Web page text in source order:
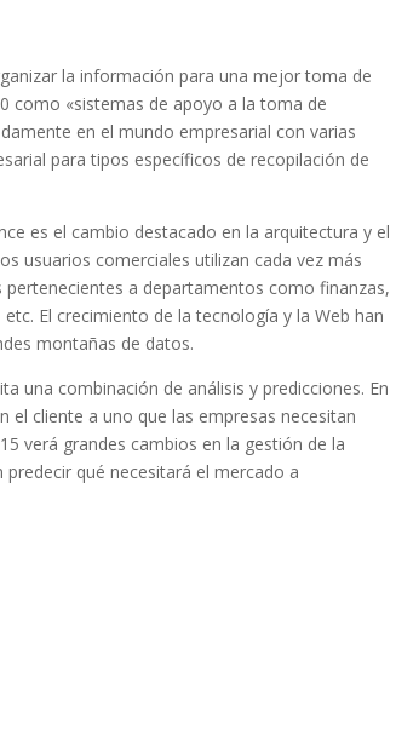
la información para una mejor toma de
como «sistemas de apoyo a la toma de
en el mundo empresarial con varias
para tipos específicos de recopilación de
es el cambio destacado en la arquitectura y el
usuarios comerciales utilizan cada vez más
a departamentos como finanzas,
El crecimiento de la tecnología y la Web han
montañas de datos.
una combinación de análisis y predicciones. En
el cliente a uno que las empresas necesitan
verá grandes cambios en la gestión de la
qué necesitará el mercado a